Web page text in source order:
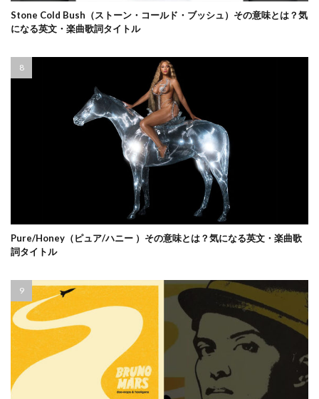
Stone Cold Bush（ストーン・コールド・ブッシュ）その意味とは？気
になる英文・楽曲歌詞タイトル
Pure/Honey（ピュア/ハニー ）その意味とは？気になる英文・楽曲歌
詞タイトル